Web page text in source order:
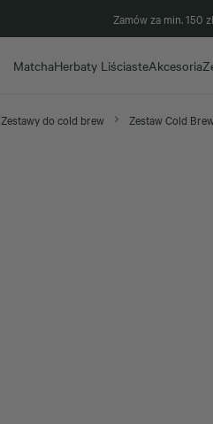
Zamów za min. 150
MatchaHerbaty LiściasteAkcesoria
Zestawy do cold brew Zestaw Cold